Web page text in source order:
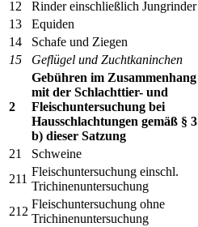
12 Rinder einschließlich Jungrinder
13
Equiden
14
Schafe und Ziegen
15
Geflügel und Zuchtkaninchen
2
Gebühren im Zusammenhang
mit der Schlachttier- und
Fleischuntersuchung bei
Hausschlachtungen gemäß § 3
b) dieser Satzung
21
Schweine
211
Fleischuntersuchung einschl.
Trichinenuntersuchung
212
Fleischuntersuchung ohne
Trichinenuntersuchung